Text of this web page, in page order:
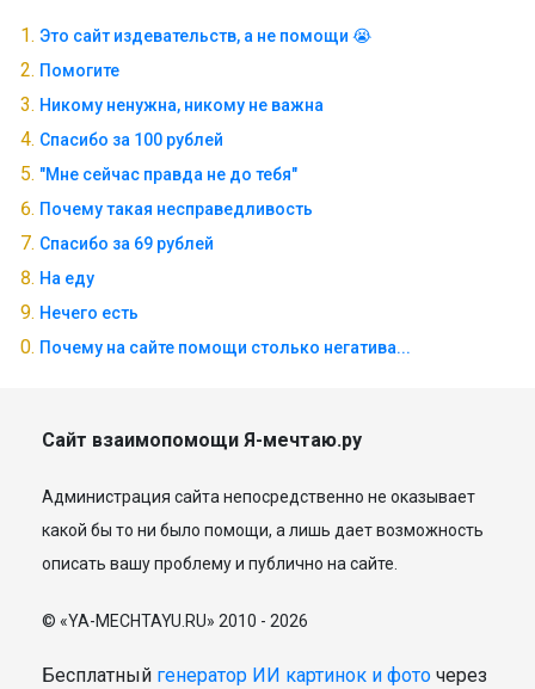
Это сайт издевательств, а не помощи 😭
Помогите
Никому ненужна, никому не важна
Спасибо за 100 рублей
"Мне сейчас правда не до тебя"
Почему такая несправедливость
Спасибо за 69 рублей
На еду
Нечего есть
Почему на сайте помощи столько негатива...
Сайт взаимопомощи Я-мечтаю.ру
Администрация сайта непосредственно не оказывает
какой бы то ни было помощи, а лишь дает возможность
описать вашу проблему и публично на сайте.
© «YA-MECHTAYU.RU» 2010 - 2026
Бесплатный генератор ИИ картинок и фото через